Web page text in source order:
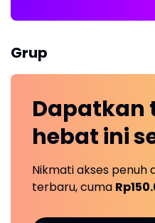
Grup
Dapatkan
hebat ini
Nikmati akses penuh
terbaru, cuma